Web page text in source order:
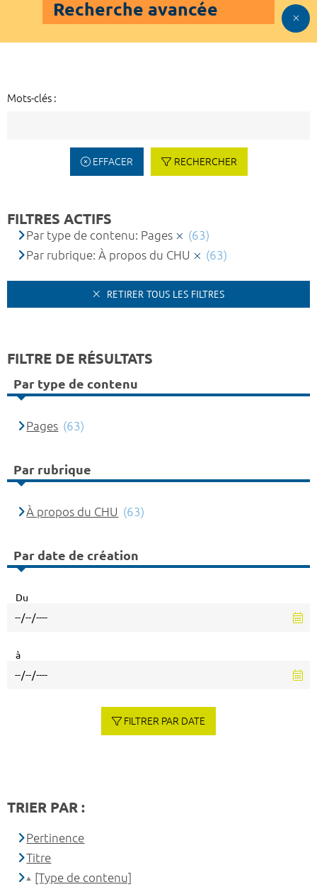
Recherche avancée
Mots-clés :
EFFACER RECHERCHER
FILTRES ACTIFS
Par type de contenu: Pages
(63)
Par rubrique: À propos du CHU
(63)
RETIRER TOUS LES FILTRES
FILTRE DE RÉSULTATS
Par type de contenu
Pages (63)
Par rubrique
À propos du CHU (63)
Par date de création
Du
à
FILTRER PAR DATE
TRIER PAR :
Pertinence
Titre
[Type de contenu]